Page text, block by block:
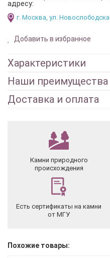
адресу:
г. Москва, ул.
Добавить в избранное
Характеристики
Наши преимущества
Доставка и оплата
Камни природного
происхождения
Есть сертификаты на камни
от МГУ
Похожие товары: